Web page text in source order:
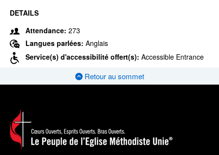
DETAILS
Attendance: 273
Langues parlées: Anglais
Service(s) d'accessibilité offert(s): Accessible Entrance
Retour au sommet